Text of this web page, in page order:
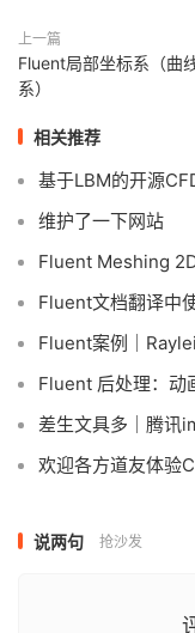
上一篇
Fluent局部坐标系（曲
系）
相关推荐
基于LBM的开源
维护了一下网站
Fluent Meshing
Fluent文档翻译中
Fluent案例｜
Fluent 后处理：动
差生文具多｜腾讯
欢迎各方道友体验
说两句 抢沙发